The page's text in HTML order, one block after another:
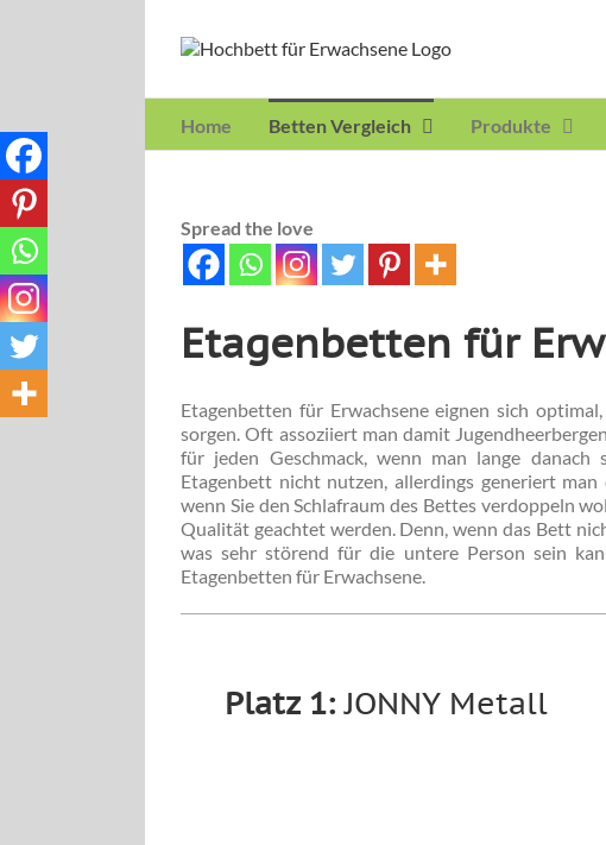
Home Betten Vergleich Produkte
Spread the love
Etagenbetten für
Etagenbetten für Erwachsene eignen sich
sorgen. Oft assoziiert man damit
für jeden Geschmack, wenn man lange
Etagenbett nicht nutzen, allerdings generiert
wenn Sie den Schlafraum des Bettes verdoppeln
Qualität geachtet werden. Denn, wenn das Bett
was sehr störend für die untere Person sein
Etagenbetten für Erwachsene.
Platz 1:JONNY Metall